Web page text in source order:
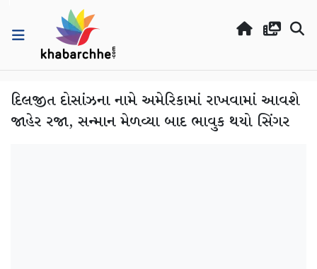
દિલજીત દોસાંઝના નામે અમેરિકામાં રાખવામાં આવશે
જાહેર રજા, સન્માન મેળવ્યા બાદ ભાવુક થયો સિંગર